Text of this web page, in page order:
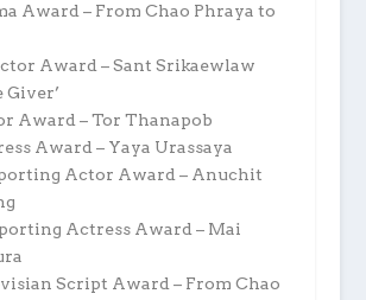
Award – From Chao Phraya to
Award – Sant Srikaewlaw
Giver’
Award – Tor Thanapob
Award – Yaya Urassaya
Actor Award – Anuchit
Actress Award – Mai
Script Award – From Chao